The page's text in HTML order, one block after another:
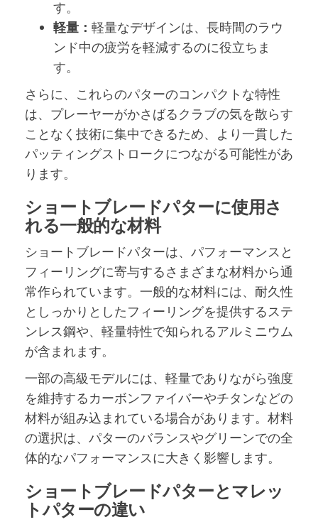
す。
軽量： 軽量なデザインは、長時間のラウ
ンド中の疲労を軽減するのに役立ちま
す。
さらに、これらのパターのコンパクトな特性
は、プレーヤーがかさばるクラブの気を散らす
ことなく技術に集中できるため、より一貫した
パッティングストロークにつながる可能性があ
ります。
ショートブレードパターに使用さ
れる一般的な材料
ショートブレードパターは、パフォーマンスと
フィーリングに寄与するさまざまな材料から通
常作られています。一般的な材料には、耐久性
としっかりとしたフィーリングを提供するステ
ンレス鋼や、軽量特性で知られるアルミニウム
が含まれます。
一部の高級モデルには、軽量でありながら強度
を維持するカーボンファイバーやチタンなどの
材料が組み込まれている場合があります。材料
の選択は、パターのバランスやグリーンでの全
体的なパフォーマンスに大きく影響します。
ショートブレードパターとマレッ
トパターの違い